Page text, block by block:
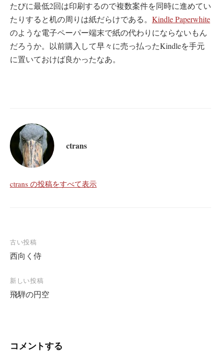
たびに最低2回は印刷するので複数案件を同時に進めてい
たりすると机の周りは紙だらけである。 Kindle Paperwhite
のような電子ペーパー端末で紙の代わりにならないもん
だろうか。以前購入して早々に売っ払ったKindleを手元
に置いておけば良かったなあ。
ctrans
ctrans の投稿をすべて表示
投
稿
ナ
ビ
ゲ
ョ
古い投稿
西向く侍
新しい投稿
飛騨の円空
コメントする